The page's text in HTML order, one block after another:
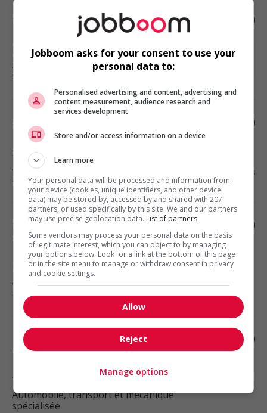
Chauffeur de camion
Hamilton, ON
Automobile, transport et mécanique
spécialisée
Chef répartiteur (3704)
Saint-Lazare
Automobile, transport et mécanique
spécialisée
Chef d’atelier – machinerie lourde &
agricole
Mirabel, QC
Automobile, transport et mécanique
spécialisée
Mécanicien de véhicules lourds et/ou
engins de chantier
Vaudreuil-Dorion
Automobile, transport et mécanique
spécialisée
Jobboom asks for your consent to use your
personal data to:
Personalised advertising and content, advertising and
content measurement, audience research and
services development
Store and/or access information on a device
Learn more
Your personal data will be processed and information from
your device (cookies, unique identifiers, and other device
data) may be stored by, accessed by and shared with 207
partners, or used specifically by this site. We and our partners
may use precise geolocation data. List of partners.
Some vendors may process your personal data on the basis
of legitimate interest, which you can object to by managing
your options below. Look for a link at the bottom of this page
or in the site menu to manage or withdraw consent in privacy
and cookie settings.
Allow
Reject
Manage options